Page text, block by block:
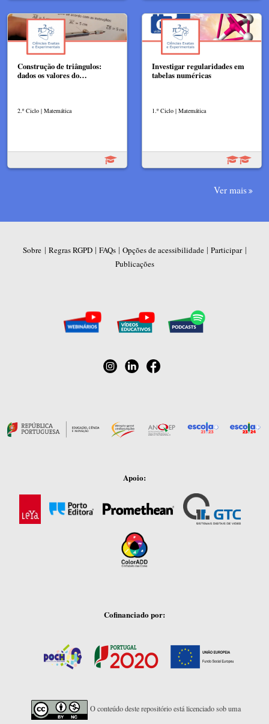
Construção de triângulos:
dados os valores do…
2.º Ciclo | Matemática
Investigar regularidades em
tabelas numéricas
1.º Ciclo | Matemática
Ver mais
Sobre | Regras RGPD| FAQs| Opções de acessibilidade| Participar|
Publicações
Apoio:
Cofinanciado por:
O conteúdo deste repositório está licenciado sob uma